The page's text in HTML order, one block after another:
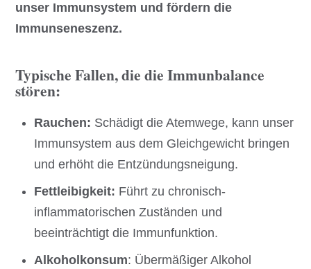
unser Immunsystem und fördern die
Immunseneszenz.
Typische Fallen, die die Immunbalance
stören:
Rauchen: Schädigt die Atemwege, kann unser
Immunsystem aus dem Gleichgewicht bringen
und erhöht die Entzündungsneigung.
Fettleibigkeit: Führt zu chronisch-
inflammatorischen Zuständen und
beeinträchtigt die Immunfunktion.
Alkoholkonsum: Übermäßiger Alkohol